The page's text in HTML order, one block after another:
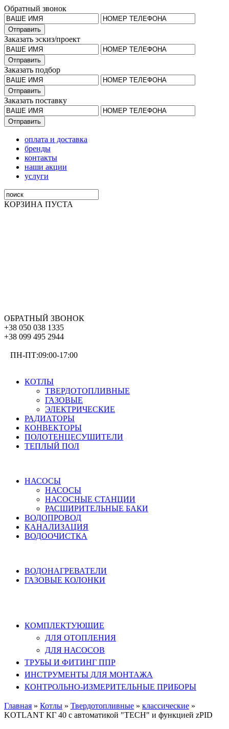
Обратный звонок
Заказать эскиз/проект
Заказать подбор
Заказать поставку
оплата и доставка
бренды
контакты
наши акции
услуги
КОРЗИНА ПУСТА
ОБРАТНЫЙ ЗВОНОК
+38 050 038 1335
+38 099 495 2944
ПН-ПТ:09:00-17:00
КОТЛЫ
ТВЕРДОТОПЛИВНЫЕ
ГАЗОВЫЕ
ЭЛЕКТРИЧЕСКИЕ
РАДИАТОРЫ
КОНВЕКТОРЫ
ПОЛОТЕНЦЕСУШИТЕЛИ
ТЕПЛЫЙ ПОЛ
НАСОСЫ
НАСОСЫ
НАСОСНЫЕ СТАНЦИИ
РАСШИРИТЕЛЬНЫЕ БАКИ
ВОДОПРОВОД
КАНАЛИЗАЦИЯ
ВОДООЧИСТКА
ВОДОНАГРЕВАТЕЛИ
ГАЗОВЫЕ КОЛОНКИ
КОМПЛЕКТУЮЩИЕ
ДЛЯ ОТОПЛЕНИЯ
ДЛЯ НАСОСОВ
ТРУБЫ И ФИТИНГ ППР
ИНСТРУМЕНТЫ ДЛЯ МОНТАЖА
КОНТРОЛЬНО-ИЗМЕРИТЕЛЬНЫЕ ПРИБОРЫ
Главная » Котлы » Твердотопливные » классические »
KOTLANT КГ 40 с автоматикой "TECH" и функцией zPID